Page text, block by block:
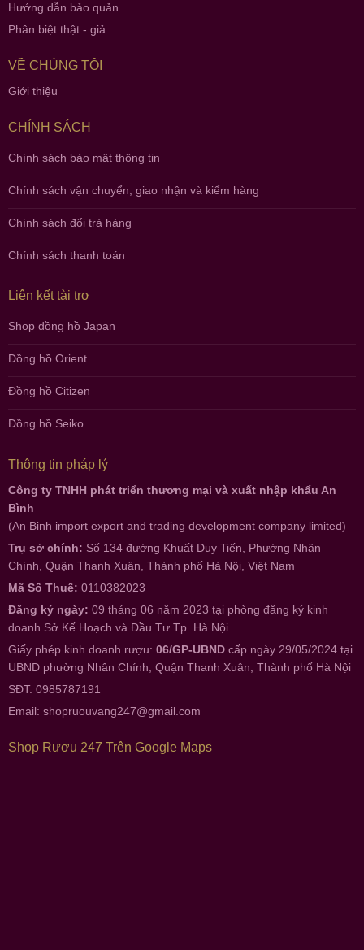
Hướng dẫn bảo quản
Phân biệt thật - giả
VỀ CHÚNG TÔI
Giới thiệu
CHÍNH SÁCH
Chính sách bảo mật thông tin
Chính sách vận chuyển, giao nhận và kiểm hàng
Chính sách đổi trả hàng
Chính sách thanh toán
Liên kết tài trợ
Shop đồng hồ Japan
Đồng hồ Orient
Đồng hồ Citizen
Đồng hồ Seiko
Thông tin pháp lý
Công ty TNHH phát triển thương mại và xuất nhập khẩu An
Bình
(An Binh import export and trading development company limited)
Trụ sở chính: Số 134 đường Khuất Duy Tiến, Phường Nhân
Chính, Quận Thanh Xuân, Thành phố Hà Nội, Việt Nam
Mã Số Thuế: 0110382023
Đăng ký ngày: 09 tháng 06 năm 2023 tại phòng đăng ký kinh
doanh Sở Kế Hoạch và Đầu Tư Tp. Hà Nội
Giấy phép kinh doanh rượu: 06/GP-UBND cấp ngày 29/05/2024 tại
UBND phường Nhân Chính, Quận Thanh Xuân, Thành phố Hà Nội
SĐT: 0985787191
Email: shopruouvang247@gmail.com
Shop Rượu 247 Trên Google Maps